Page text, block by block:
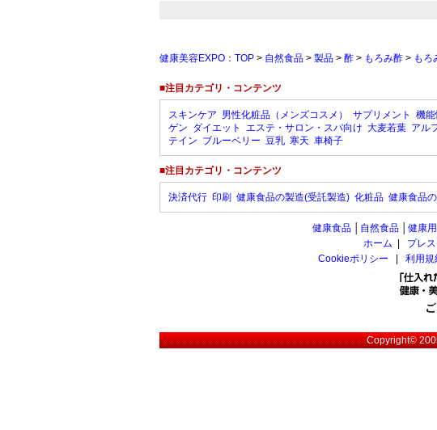
健康美容EXPO：TOP > 自然食品 > 製品 > 酢 > もろみ酢 > もろ
■注目カテゴリ・コンテンツ
スキンケア 男性化粧品（メンズコスメ） サプリメント 機
ゲン ダイエット エステ・サロン・スパ向け 大麦若葉 アル
テイン ブルーベリー 豆乳 寒天 車椅子
■注目カテゴリ・コンテンツ
決済代行 印刷 健康食品の製造(受託製造) 化粧品 健康食品
健康食品 自然食品 健康
ホーム
プレ
Cookieポリシー
利用規
Copyright©